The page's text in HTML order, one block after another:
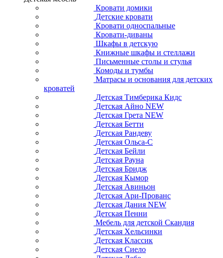
Кровати домики
Детские кровати
Кровати односпальные
Кровати-диваны
Шкафы в детскую
Книжные шкафы и стеллажи
Письменные столы и стулья
Комоды и тумбы
Матрасы и основания для детских
кроватей
Детская Тимберика Кидс
Детская Айно NEW
Детская Грета NEW
Детская Бетти
Детская Рандеву
Детская Ольса-С
Детская Бейли
Детская Рауна
Детская Бридж
Детская Кымор
Детская Авиньон
Детская Ари-Прованс
Детская Дания NEW
Детская Пенни
Мебель для детской Скандия
Детская Хельсинки
Детская Классик
Детская Сиело